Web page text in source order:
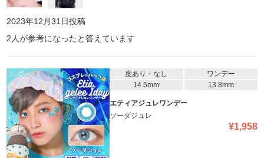
2023年12月31日投稿
2 人が参考になったと答えています
度あり・なし
ワンデー
14.5mm
13.8mm
エティアジュレワンデー
ソーダジュレ
¥1,958